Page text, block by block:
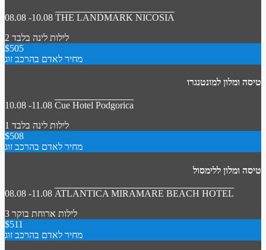
08.08 -10.08 THE LANDMARK NICOSIA
2 לילות לינה בלבד
$505
מחיר לאדם בהרכב זוג
טיסה ומלון למונטנגרו
10.08 -11.08 Cue Hotel Podgorica
1 לילות לינה בלבד
$508
מחיר לאדם בהרכב זוג
טיסה ומלון ללימסול
08.08 -11.08 ATLANTICA MIRAMARE BEACH HOTEL
3 לילות ארוחת בוקר
$511
מחיר לאדם בהרכב זוג